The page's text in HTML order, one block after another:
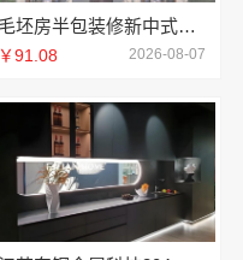
毛坯房半包装修新中式，中蓝建投精工细作
￥91.08 2026-08-07